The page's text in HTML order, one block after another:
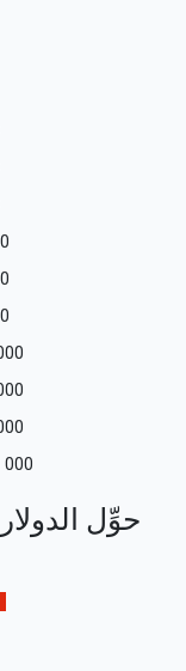
000
حوِّل